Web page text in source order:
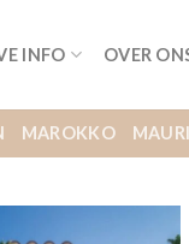
INFO OVER
MAROKKO